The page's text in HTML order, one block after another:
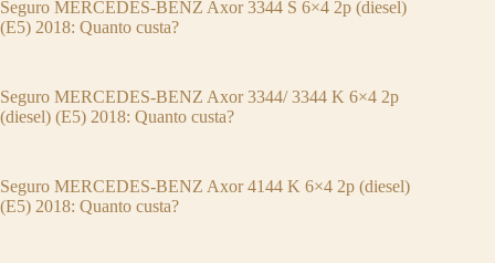
Seguro MERCEDES-BENZ Axor 3344 S 6×4 2p (diesel)
(E5) 2018: Quanto custa?
Seguro MERCEDES-BENZ Axor 3344/ 3344 K 6×4 2p
(diesel) (E5) 2018: Quanto custa?
Seguro MERCEDES-BENZ Axor 4144 K 6×4 2p (diesel)
(E5) 2018: Quanto custa?